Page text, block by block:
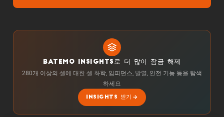
BATEMO INSIGHTS로 더 많이 잠금 해제
280개 이상의 셀에 대한 셀 화학, 임피던스, 발열, 안전 기능 등을 탐색
하세요
INSIGHTS 받기